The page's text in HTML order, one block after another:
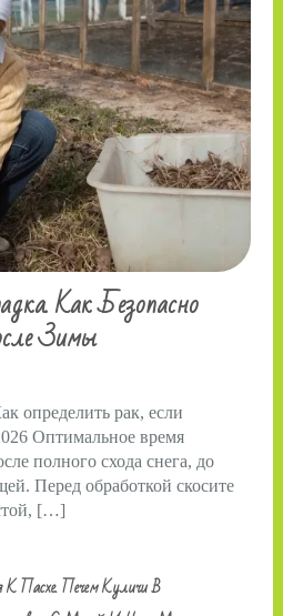
Как Безопасно
Зимы
определить рак, если
Оптимальное время
полного схода снега, до
Перед обработкой скосите
[…]
К Пасхе. Печем Куличи В